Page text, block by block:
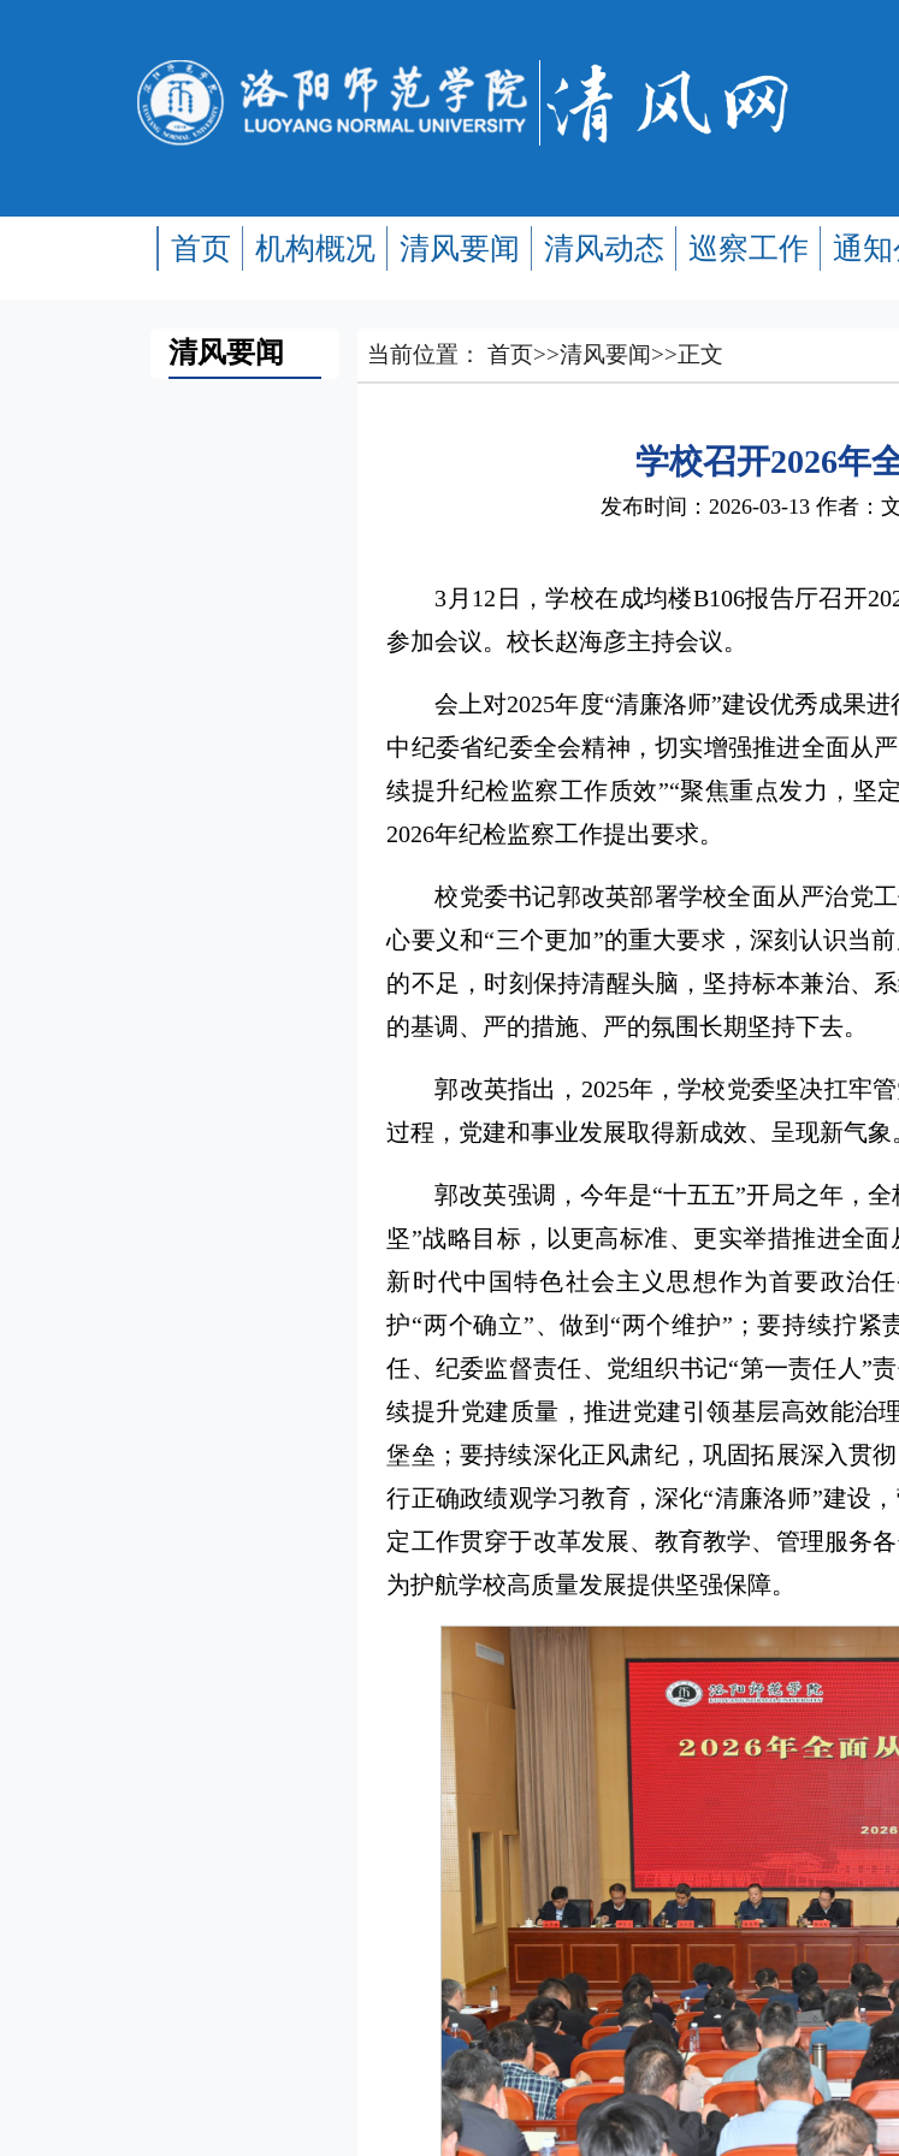
首页 机构概况 清风要闻 清风动态 巡察工作 通
清风要闻 当前位置：首页>>清风要闻>>正文
学校召开2026年
发布时间：2026-03-13 作者：
3月12日，学校在成均楼B106报告厅召开
参加会议。校长赵海彦主持会议。
会上对2025年度“清廉洛师”建设优秀成果
中纪委省纪委全会精神，切实增强推进全面从
续提升纪检监察工作质效”“聚焦重点发力，坚
2026年纪检监察工作提出要求。
校党委书记郭改英部署学校全面从严治党
心要义和“三个更加”的重大要求，深刻认识当
的不足，时刻保持清醒头脑，坚持标本兼治、
的基调、严的措施、严的氛围长期坚持下去。
郭改英指出，2025年，学校党委坚决扛牢
过程，党建和事业发展取得新成效、呈现新气象
郭改英强调，今年是“十五五”开局之年，
坚”战略目标，以更高标准、更实举措推进全
新时代中国特色社会主义思想作为首要政治
护“两个确立”、做到“两个维护”；要持续拧
任、纪委监督责任、党组织书记“第一责任人”
续提升党建质量，推进党建引领基层高效能治
堡垒；要持续深化正风肃纪，巩固拓展深入贯
行正确政绩观学习教育，深化“清廉洛师”建设
定工作贯穿于改革发展、教育教学、管理服务
为护航学校高质量发展提供坚强保障。